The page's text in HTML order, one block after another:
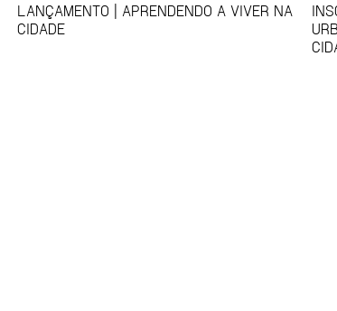
LANÇAMENTO | APRENDENDO A VIVER NA
CIDADE